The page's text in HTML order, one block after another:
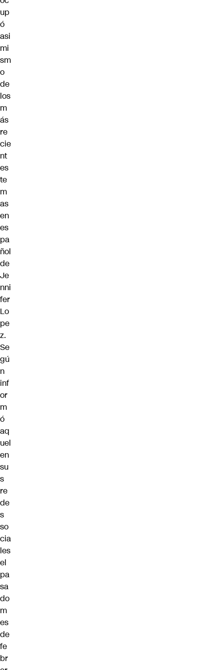
up
ó
asi
mi
sm
o
de
los
m
ás
re
cie
nt
es
te
m
as
en
es
pa
ñol
de
Je
nni
fer
Lo
pe
z.
Se
gú
n
inf
or
m
ó
aq
uel
en
su
s
re
de
s
so
cia
les
el
pa
sa
do
m
es
de
fe
br